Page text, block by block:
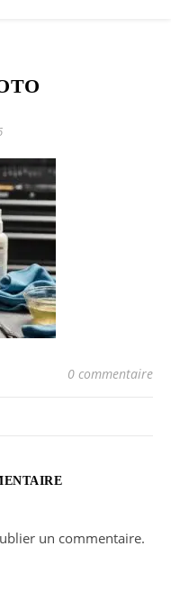
0 commentaire
un commentaire.